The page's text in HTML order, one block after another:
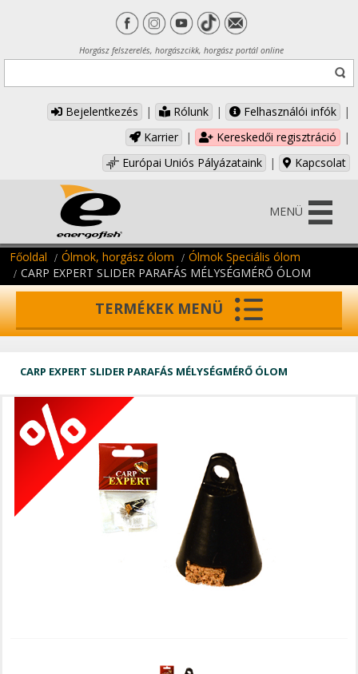
Horgász felszerelés, horgászcikk, horgász portál online
Bejelentkezés | Rólunk | Felhasználói infók
|
Karrier
| Kereskedői regisztráció
|
Európai Uniós Pályázataink
| Kapcsolat
MENÜ
Főoldal Ólmok, horgász ólom
Ólmok Speciális ólom
CARP EXPERT SLIDER PARAFÁS MÉLYSÉGMÉRŐ ÓLOM
TERMÉKEK MENÜ
CARP EXPERT SLIDER PARAFÁS MÉLYSÉGMÉRŐ ÓLOM